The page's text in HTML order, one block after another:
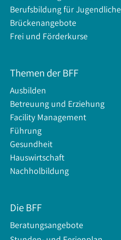
Berufsbildung für Jugendliche
Brückenangebote
Frei und Förderkurse
Themen der BFF
Ausbilden
Betreuung und Erziehung
Facility Management
Führung
Gesundheit
Hauswirtschaft
Nachholbildung
Die BFF
Beratungsangebote